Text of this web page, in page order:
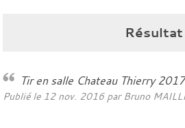
Résultat
Tir en salle Chateau Thierry 2017
Publié le 12 nov. 2016par Bruno